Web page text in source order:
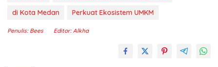
di Kota Medan
Perkuat Ekosistem UMKM
Penulis: Bees Editor: Alkha